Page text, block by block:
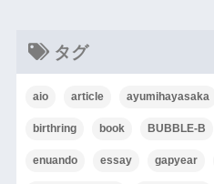
タグ
aio article ayumihayasaka
birthring book BUBBLE-B
enuando essay gapyear